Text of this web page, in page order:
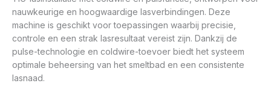
nauwkeurige en hoogwaardige lasverbindingen. Deze
machine is geschikt voor toepassingen waarbij precisie,
controle en een strak lasresultaat vereist zijn. Dankzij de
pulse-technologie en coldwire-toevoer biedt het systeem
optimale beheersing van het smeltbad en een consistente
lasnaad.